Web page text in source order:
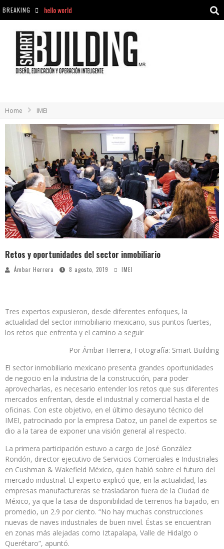
BREAKING
hello world
hello world
Home IMEI
Retos y oportunidades del sector inmobiliario
Ámbar Herrera 8 agosto, 2019 IMEI
Tres expertos expusieron, desde diferentes enfoques, la
actualidad del sector inmobiliario mexicano, sus puntos fuertes,
los retos que enfrenta y el camino a seguir
Por Ámbar Herrera, Fotografía: Smart Building
El sector inmobiliario mexicano presenta grandes oportunidades
de negocio en la industria de la construcción, para poder
aprovecharlas, es necesario entender los retos que sus diferentes
mercados enfrentan, desde el industrial y comercial hasta el de
oficinas. Con este objetivo, en el último desayuno técnico del
IMEI, patrocinado por la empresa Datoz, un panel de expertos se
dio a la tarea de exponer una visión general al respecto.
La primera participación estuvo a cargo de José González
Rondón, director ejecutivo de Servicios Comerciales e Industriales
en Cushman & Wakefield México, quien habló sobre el futuro del
mercado industrial. El experto explicó que, en la actualidad, las
empresas manufactureras se trasladaron fuera de la Ciudad de
México, ya que la tasa de disponibilidad de terrenos ha bajado, en
promedio, un 2.9 por ciento. “No hay muchas construcciones
nuevas de naves industriales de buen nivel. Éstas se encuentran
en zonas más alejadas como Iztapalapa, Valle de Hidalgo o
Querétaro”, apuntó.